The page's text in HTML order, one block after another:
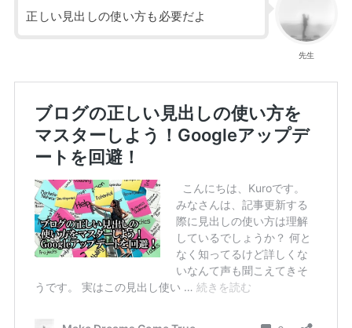
先生
正しい見出しの使い方も必要だよ